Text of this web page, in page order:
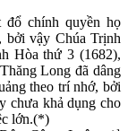
đổ chính quyền họ
bởi vậy Chúa Trịnh
Hòa thứ 3 (1682),
Long đã dâng
theo trí nhớ, bởi
chưa khả dụng cho
lớn.(*)